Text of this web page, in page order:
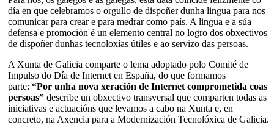
día en que celebramos o orgullo de dispoñer dunha lingua para nos
comunicar para crear e para medrar como país. A lingua e a súa
defensa e promoción é un elemento central no logro dos obxectivos
de dispoñer dunhas tecnoloxías útiles e ao servizo das persoas.
A Xunta de Galicia comparte o lema adoptado polo Comité de
Impulso do Día de Internet en España, do que formamos
parte: “Por unha nova xeración de Internet comprometida coas
persoas” describe un obxectivo transversal que comparten todas as
iniciativas e actuacións que levamos a cabo na Xunta e, en
concreto, na Axencia para a Modernización Tecnolóxica de Galicia.